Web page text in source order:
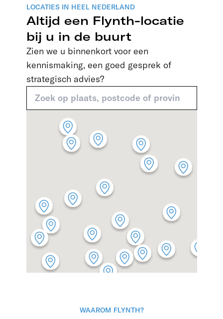
Altijd een Flynth-locatie
bij u in de buurt
LOCATIES IN HEEL NEDERLAND
Zien we u binnenkort voor een
kennismaking, een goed gesprek of
strategisch advies?
WAAROM FLYNTH?